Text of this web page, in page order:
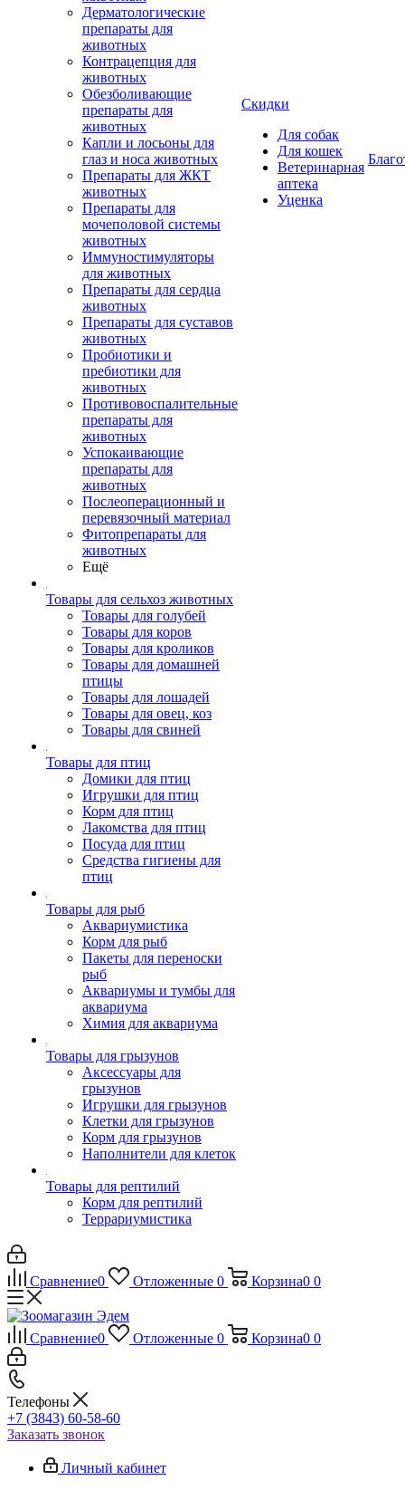
Дерматологические
препараты для
животных
Контрацепция для
животных
Обезболивающие
препараты для
животных
Капли и лосьоны для
глаз и носа животных
Препараты для ЖКТ
животных
Препараты для
мочеполовой системы
животных
Иммуностимуляторы
для животных
Препараты для сердца
животных
Препараты для суставов
животных
Пробиотики и
пребиотики для
животных
Противовоспалительные
препараты для
животных
Успокаивающие
препараты для
животных
Послеоперационный и
перевязочный материал
Фитопрепараты для
животных
Ещё
Товары для сельхоз животных
Товары для голубей
Товары для коров
Товары для кроликов
Товары для домашней
птицы
Товары для лошадей
Товары для овец, коз
Товары для свиней
Товары для птиц
Домики для птиц
Игрушки для птиц
Корм для птиц
Лакомства для птиц
Посуда для птиц
Средства гигиены для
птиц
Товары для рыб
Аквариумистика
Корм для рыб
Пакеты для переноски
рыб
Аквариумы и тумбы для
аквариума
Химия для аквариума
Товары для грызунов
Аксессуары для
грызунов
Игрушки для грызунов
Клетки для грызунов
Корм для грызунов
Наполнители для клеток
Товары для рептилий
Корм для рептилий
Террариумистика
Скидки
Для собак
Для кошек
Ветеринарная
аптека
Уценка
Сравнение0 Отложенные 0 Корзина0 0
Сравнение0 Отложенные 0 Корзина0 0
Телефоны
+7 (3843) 60-58-60
Заказать звонок
Личный кабинет